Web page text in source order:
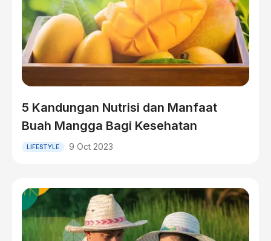
5 Kandungan Nutrisi dan Manfaat
Buah Mangga Bagi Kesehatan
LIFESTYLE 9 Oct 2023